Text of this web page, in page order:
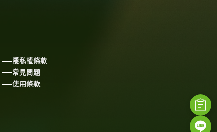
隱私權條款
常見問題
使用條款